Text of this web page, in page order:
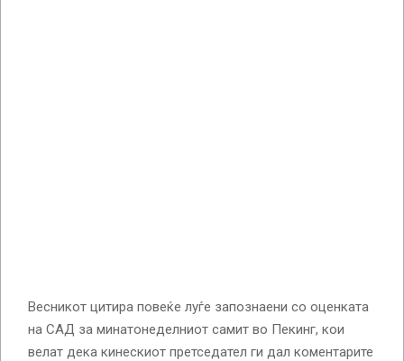
Весникот цитира повеќе луѓе запознаени со оценката
на САД за минатонеделниот самит во Пекинг, кои
велат дека кинескиот претседател ги дал коментарите